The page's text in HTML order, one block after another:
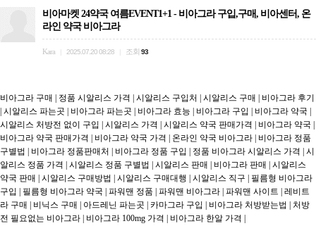
비아마켓 24약국 여름EVENT1+1 - 비아그라 구입,구매, 비아센터, 온
라인 약국 비아그라
Kara 2025.07.20 08:28 조회 93
비아그라 구매 | 정품 시알리스 가격 | 시알리스 구입처 | 시알리스 구매 | 비아그라 후기
| 시알리스 파는곳 | 비아그라 파는곳 | 비아그라 효능 | 비아그라 구입 | 비아그라 약국 |
시알리스 처방전 없이 구입 | 시알리스 가격 | 시알리스 약국 판매가격 | 비아그라 약국 |
비아그라 약국 판매가격 | 비아그라 약국 가격 | 온라인 약국 비아그라 | 비아그라 정품
구별법 | 비아그라 정품판매처 | 비아그라 정품 구입 | 정품 비아그라 시알리스 가격 | 시
알리스 정품 가격 | 시알리스 정품 구별법 | 시알리스 판매 | 비아그라 판매 | 시알리스
약국 판매 | 시알리스 구매방법 | 시알리스 구매대행 | 시알리스 직구 | 필름형 비아그라
구입 | 필름형 비아그라 약국 | 파워맨 정품 | 파워맨 비아그라 | 파워맨 사이트 | 레비트
라 구매 | 비닉스 구매 | 아드레닌 파는곳 | 카마그라 구입 | 비아그라 처방받는법 | 처방
전 필요없는 비아그라 | 비아그라 100mg 가격 | 비아그라 한알 가격 |